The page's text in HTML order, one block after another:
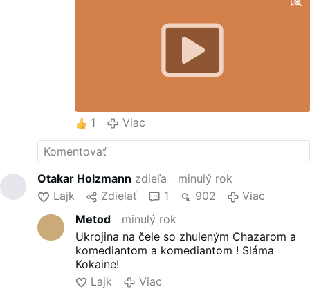
riešenie, zasiahne.
vojnu naplánovali tu je to čierne na bielom:
Dekrét na začatie plánovanej vojny proti
Rusku Zelensky dopredu podpísal
1 Viac
Otakar Holzmann zdieľa
minulý rok
Lajk
Zdielať 1 902
Viac
Metod
minulý rok
Ukrojina na čele so zhuleným Chazarom a
komediantom a komediantom ! Sláma
Kokaine!
Lajk
Viac